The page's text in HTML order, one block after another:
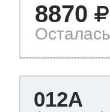
8870
012A